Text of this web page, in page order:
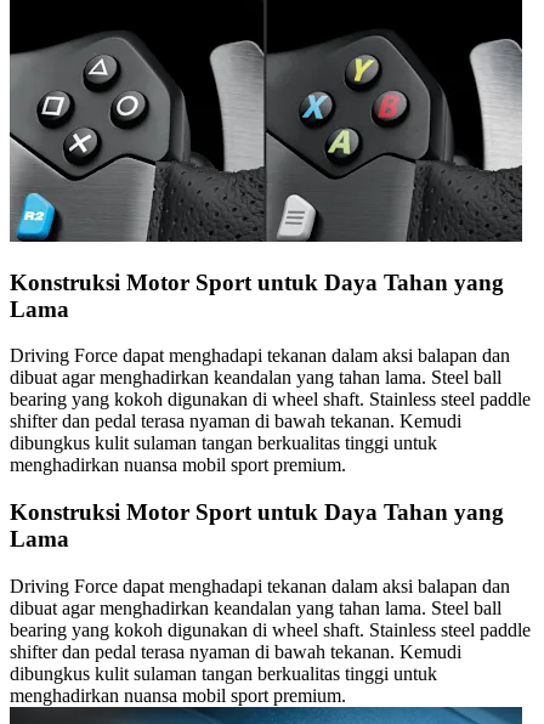
Konstruksi Motor Sport untuk Daya Tahan yang
Lama
Driving Force dapat menghadapi tekanan dalam aksi balapan dan
dibuat agar menghadirkan keandalan yang tahan lama. Steel ball
bearing yang kokoh digunakan di wheel shaft. Stainless steel paddle
shifter dan pedal terasa nyaman di bawah tekanan. Kemudi
dibungkus kulit sulaman tangan berkualitas tinggi untuk
menghadirkan nuansa mobil sport premium.
Konstruksi Motor Sport untuk Daya Tahan yang
Lama
Driving Force dapat menghadapi tekanan dalam aksi balapan dan
dibuat agar menghadirkan keandalan yang tahan lama. Steel ball
bearing yang kokoh digunakan di wheel shaft. Stainless steel paddle
shifter dan pedal terasa nyaman di bawah tekanan. Kemudi
dibungkus kulit sulaman tangan berkualitas tinggi untuk
menghadirkan nuansa mobil sport premium.